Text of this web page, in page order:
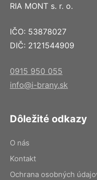
RIA MONT s. r. o.
IČO: 53878027
DIČ: 2121544909
0915 950 055
info@i-brany.sk
Dôležité odkazy
O nás
Kontakt
Ochrana osobných